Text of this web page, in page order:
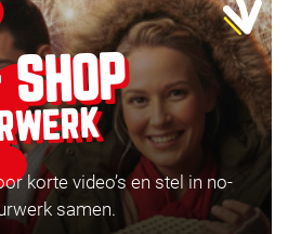
korte video’s en stel in no-
samen.